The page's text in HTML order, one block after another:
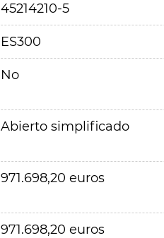
45214210-5
ES300
No
Abierto simplificado
971.698,20 euros
971.698,20 euros